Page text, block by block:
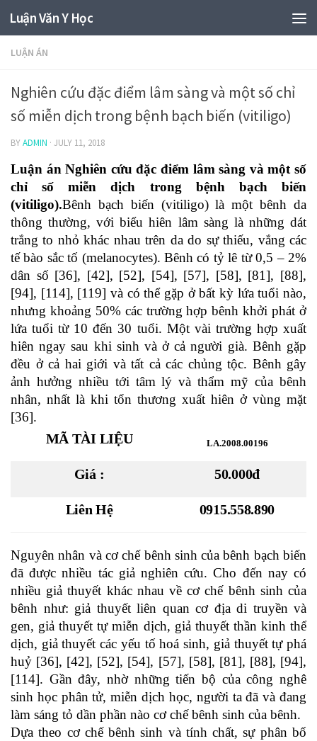
Luận Văn Y Học
LUẬN ÁN
Nghiên cứu đặc điểm lâm sàng và một số chỉ
số miễn dịch trong bệnh bạch biến (vitiligo)
BYADMIN · JULY 11, 2018
Luận án Nghiên cứu đặc điểm lâm sàng và một số
chỉ số miễn dịch trong bệnh bạch biến
(vitiligo).Bênh bạch biến (vitiligo) là một bênh da
thông thường, với biểu hiên lâm sàng là những dát
trắng to nhỏ khác nhau trên da do sự thiếu, vắng các
tế bào sắc tố (melanocytes). Bênh có tỷ lê từ 0,5 – 2%
dân số [36], [42], [52], [54], [57], [58], [81], [88],
[94], [114], [119] và có thể gặp ở bất kỳ lứa tuổi nào,
nhưng khoảng 50% các trường hợp bênh khởi phát ở
lứa tuổi từ 10 đến 30 tuổi. Một vài trường hợp xuất
hiên ngay sau khi sinh và ở cả người già. Bênh gặp
đều ở cả hai giới và tất cả các chủng tộc. Bênh gây
ảnh hưởng nhiều tới tâm lý và thẩm mỹ của bênh
nhân, nhất là khi tổn thương xuất hiên ở vùng mặt
[36].
MÃ TÀI LIỆU LA.2008.00196
Giá : 50.000đ
Liên Hệ 0915.558.890
Nguyên nhân và cơ chế bênh sinh của bênh bạch biến
đã được nhiều tác giả nghiên cứu. Cho đến nay có
nhiều giả thuyết khác nhau về cơ chế bênh sinh của
bênh như: giả thuyết liên quan cơ địa di truyền và
gen, giả thuyết tự miễn dịch, giả thuyết thần kinh thể
dịch, giả thuyết các yếu tố hoá sinh, giả thuyết tự phá
huỷ [36], [42], [52], [54], [57], [58], [81], [88], [94],
[114]. Gần đây, nhờ những tiến bộ của công nghê
sinh học phân tử, miễn dịch học, người ta đã và đang
làm sáng tỏ dần phần nào cơ chế bênh sinh của bênh.
Dựa theo cơ chế bênh sinh và tính chất, sự phân bố